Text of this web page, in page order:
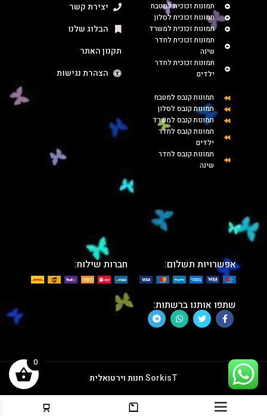
תמונות זכוכית למטבח
תמונות זכוכית לסלון
תמונות זכוכית למשרד
תמונות זכוכית לחדר
שינה
תמונות זכוכית לחדר
ילדים
תמונות קנבס למטבח
תמונות קנבס לסלון
תמונות קנבס למשרד
תמונות קנבס לחדר
ילדים
תמונות קנבס לחדר
שינה
יצירת קשר
הבלוג שלנו
תקנון האתר
הצהרת נגישות
אפשרויות תשלום: חברות שילוח:
שתפו אותנו ברשתות:
SorkisTחנות וירטואלית
0